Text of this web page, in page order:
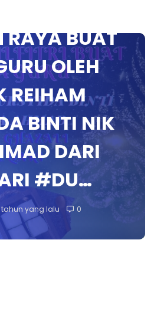
RAYA BUAT
OLEH
REIHAM
BINTI NIK
DARI
#DU…
tahun yang lalu 0